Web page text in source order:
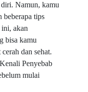
diri. Namun, kamu
beberapa tips
akan
bisa kamu
dan sehat.
Penyebab
mulai